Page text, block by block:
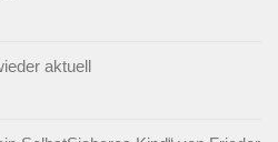
aktuell